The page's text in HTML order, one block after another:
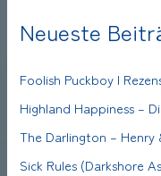
Neueste
Foolish Puckboy |
Highland Happiness –
The Darlington – Henry
Sick Rules (Darkshore